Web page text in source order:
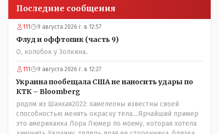
Последние сообщения
111 9 августа 2026 г. в 12:57
Флуд и оффтопик (часть 9)
О, колобок у Золкина..
111 9 августа 2026 г. в 12:27
Украина пообещала США не наносить удары по
КТК – Bloomberg
родом из Шанхая2022: хамелеоны известны своей
способностью менять окраску тела....Ярчайший пример
это американка Лора Люмер по моему, которая хотела